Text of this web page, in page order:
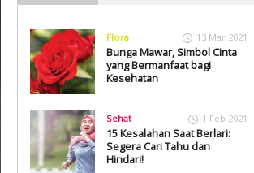
Flora 13 Mar 2021
Bunga Mawar, Simbol Cinta
yang Bermanfaat bagi
Kesehatan
Sehat 1 Feb 2021
15 Kesalahan Saat Berlari:
Segera Cari Tahu dan
Hindari!